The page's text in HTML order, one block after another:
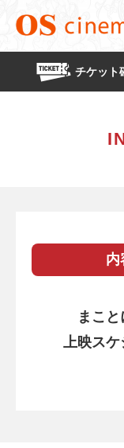
チケット
内
まこと
上映スケ